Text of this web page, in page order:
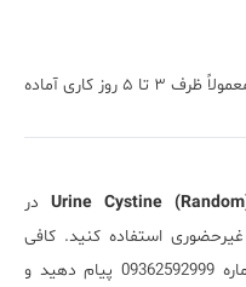
در آزمایشگاه فروردین، نتیجه این تست معمولاً ظرف ۳ تا ۵ روز کاری آماده
Urine Cystine در
استفاده کنید. کافی
است از طریق “واتساپ” یا “بله” به شماره 09362592999 پیام دهید و